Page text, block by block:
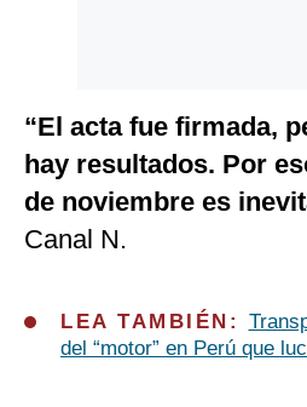
“El acta fue firmada,
hay resultados. Por
de noviembre es
Canal N.
LEA TAMBIÉN:
del “motor” en Perú que